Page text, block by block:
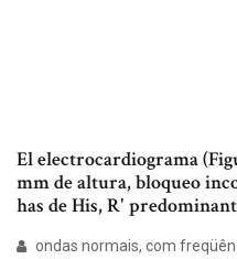
El electrocardiograma
mm de altura, bloqueo
has de His, R'
ondas normais, com